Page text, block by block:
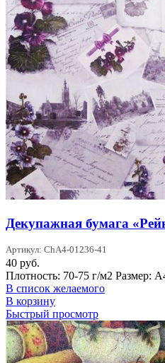
Декупажная бумага
Артикул: ChA4-01236-41
40 руб.
Плотность: 70-75 г/м2 Размер:
В список желаемого
В корзину
Быстрый просмотр